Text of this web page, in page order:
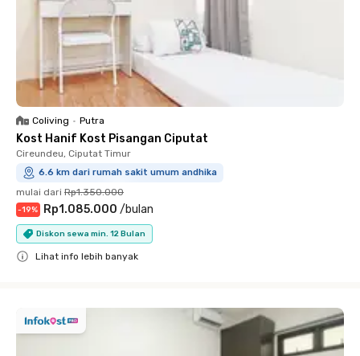
Coliving • Putra
Kost Hanif Kost Pisangan Ciputat
Cireundeu, Ciputat Timur
6.6 km dari rumah sakit umum andhika
mulai dari Rp1.350.000
-19% Rp1.085.000 /bulan
Diskon sewa min. 12 Bulan
Lihat info lebih banyak